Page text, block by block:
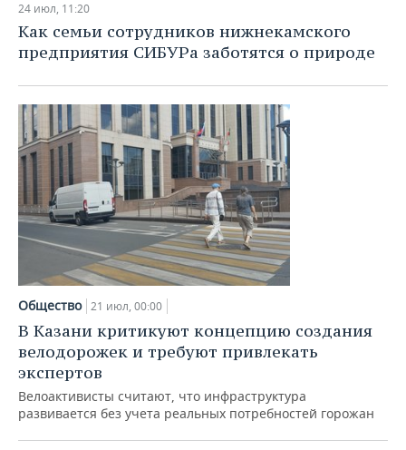
24 июл, 11:20
Как семьи сотрудников нижнекамского
предприятия СИБУРа заботятся о природе
Общество 21 июл, 00:00
В Казани критикуют концепцию создания
велодорожек и требуют привлекать
экспертов
Велоактивисты считают, что инфраструктура
развивается без учета реальных потребностей горожан